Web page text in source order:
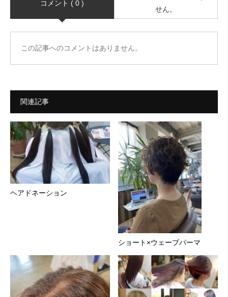
コメント ( 0 )
せん。
この記事へのコメントはありません。
関連記事
ヘアドネーション
ショート×ウェーブパーマ